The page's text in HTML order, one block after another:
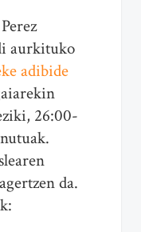
aurkituko
adibide
26:00-
da.